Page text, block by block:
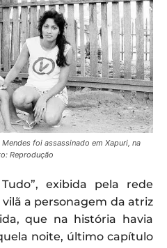
foi assassinado em Xapuri, na
Reprodução
exibida pela rede
a personagem da atriz
que na história havia
noite, último capítulo